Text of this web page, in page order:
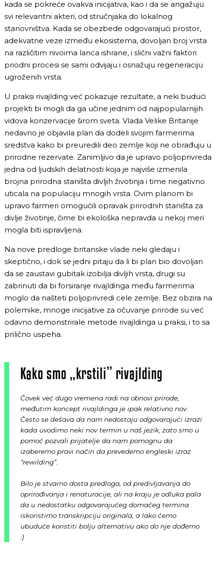
kada se pokreće ovakva inicijativa, kao i da se angažuju
svi relevantni akteri, od stručnjaka do lokalnog
stanovništva. Kada se obezbede odgovarajući prostor,
adekvatne veze između ekosistema, dovoljan broj vrsta
na različitim nivoima lanca ishrane, i slični važni faktori
priodni procesi se sami odvijaju i osnažuju regeneraciju
ugroženih vrsta.
U praksi rivajlding već pokazuje rezultate, a neki budući
projekti bi mogli da ga učine jednim od najpopularnijih
vidova konzervacije širom sveta. Vlada Velike Britanije
nedavno je objavila plan da dodeli svojim farmerima
sredstva kako bi preuredili deo zemlje koji ne obrađuju u
prirodne rezervate. Zanimljivo da je upravo poljoprivreda
jedna od ljudskih delatnosti koja je najviše izmenila
brojna prirodna staništa divljih životinja i time negativno
uticala na populaciju mnogih vrsta. Ovim planom bi
upravo farmeri omogućili opravak prirodnih staništa za
divlje životinje, čime bi ekološka nepravda u nekoj meri
mogla biti ispravljena.
Na nove predloge britanske vlade neki gledaju i
skeptično, i dok se jedni pitaju da li bi plan bio dovoljan
da se zaustavi gubitak izobilja divljih vrsta, drugi su
zabrinuti da bi forsiranje rivajldinga među farmerima
moglo da našteti poljoprivredi cele zemlje. Bez obzira na
polemike, mnoge inicijative za očuvanje prirode su već
odavno demonstrirale metode rivajldinga u praksi, i to sa
prilično uspeha.
Kako smo „krstili” rivajlding
Čovek već dugo vremena radi na obnovi prirode,
međutim koncept rivajldinga je ipak relativno nov.
Često se dešava da nam nedostaju odgovarajući izrazi
kada uvodimo neki nov termin u naš jezik, zato smo u
pomoć pozvali prijatelje da nam pomognu da
izaberemo pravi način da prevedemo engleski izraz
“rewilding”.
Bilo je stvarno dosta predloga, od predivljavanja do
oprirođivanja i renaturacije, ali na kraju je odluka pala
da u nedostatku odgovarajućeg domaćeg termina
iskoristimo transkripciju originala, a lako ćemo
ubuduće koristiti bolju alternativu ako do nje dođemo
:)